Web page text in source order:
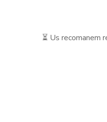
⏳ Us recomanem